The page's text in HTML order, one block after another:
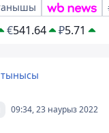
€541.64 ₽5.71
тынысы
09:34, 23 наурыз 2022